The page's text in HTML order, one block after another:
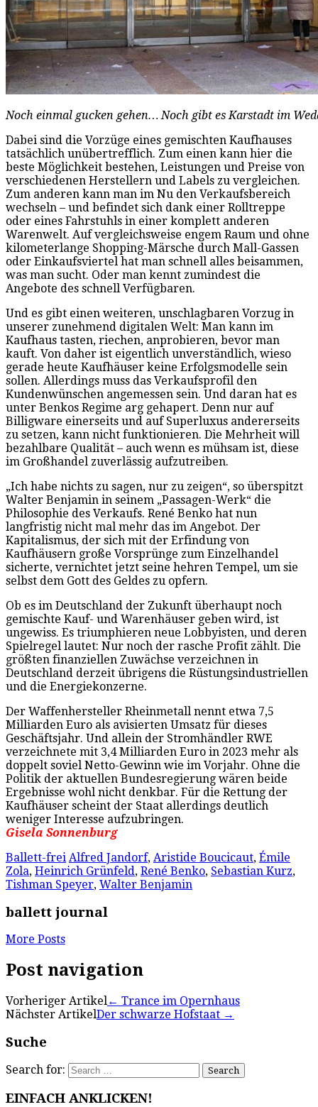
Noch einmal gucken gehen… Noch gibt es Karstadt im
Dabei sind die Vorzüge eines gemischten Kaufhauses
tatsächlich unübertrefflich. Zum einen kann hier die
beste Möglichkeit bestehen, Leistungen und Preise von
verschiedenen Herstellern und Labels zu vergleichen.
Zum anderen kann man im Nu den Verkaufsbereich
wechseln – und befindet sich dank einer Rolltreppe
oder eines Fahrstuhls in einer komplett anderen
Warenwelt. Auf vergleichsweise engem Raum und ohne
kilometerlange Shopping-Märsche durch Mall-Gassen
oder Einkaufsviertel hat man schnell alles beisammen,
was man sucht. Oder man kennt zumindest die
Angebote des schnell Verfügbaren.
Und es gibt einen weiteren, unschlagbaren Vorzug in
unserer zunehmend digitalen Welt: Man kann im
Kaufhaus tasten, riechen, anprobieren, bevor man
kauft. Von daher ist eigentlich unverständlich, wieso
gerade heute Kaufhäuser keine Erfolgsmodelle sein
sollen. Allerdings muss das Verkaufsprofil den
Kundenwünschen angemessen sein. Und daran hat es
unter Benkos Regime arg gehapert. Denn nur auf
Billigware einerseits und auf Superluxus andererseits
zu setzen, kann nicht funktionieren. Die Mehrheit will
bezahlbare Qualität – auch wenn es mühsam ist, diese
im Großhandel zuverlässig aufzutreiben.
„Ich habe nichts zu sagen, nur zu zeigen“, so überspitzt
Walter Benjamin in seinem „Passagen-Werk“ die
Philosophie des Verkaufs. René Benko hat nun
langfristig nicht mal mehr das im Angebot. Der
Kapitalismus, der sich mit der Erfindung von
Kaufhäusern große Vorsprünge zum Einzelhandel
sicherte, vernichtet jetzt seine hehren Tempel, um sie
selbst dem Gott des Geldes zu opfern.
Ob es im Deutschland der Zukunft überhaupt noch
gemischte Kauf- und Warenhäuser geben wird, ist
ungewiss. Es triumphieren neue Lobbyisten, und deren
Spielregel lautet: Nur noch der rasche Profit zählt. Die
größten finanziellen Zuwächse verzeichnen in
Deutschland derzeit übrigens die Rüstungsindustriellen
und die Energiekonzerne.
Der Waffenhersteller Rheinmetall nennt etwa 7,5
Milliarden Euro als avisierten Umsatz für dieses
Geschäftsjahr. Und allein der Stromhändler RWE
verzeichnete mit 3,4 Milliarden Euro in 2023 mehr als
doppelt soviel Netto-Gewinn wie im Vorjahr. Ohne die
Politik der aktuellen Bundesregierung wären beide
Ergebnisse wohl nicht denkbar. Für die Rettung der
Kaufhäuser scheint der Staat allerdings deutlich
weniger Interesse aufzubringen.
Gisela Sonnenburg
Ballett-frei Alfred Jandorf, Aristide Boucicaut, Émile
Zola, Heinrich Grünfeld, René Benko, Sebastian Kurz,
Tishman Speyer, Walter Benjamin
ballett journal
More Posts
Post navigation
Vorheriger Artikel← Trance im Opernhaus
Nächster ArtikelDer schwarze Hofstaat →
Suche
Search for:
EINFACH ANKLICKEN!